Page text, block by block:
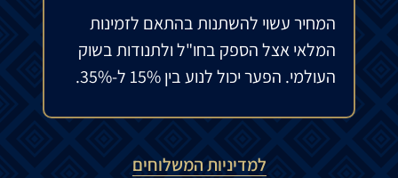
המחיר עשוי להשתנות בהתאם לזמינות
המלאי אצל הספק בחו"ל ולתנודות בשוק
העולמי. הפער יכול לנוע בין 15% ל-35%.
למדיניות המשלוחים